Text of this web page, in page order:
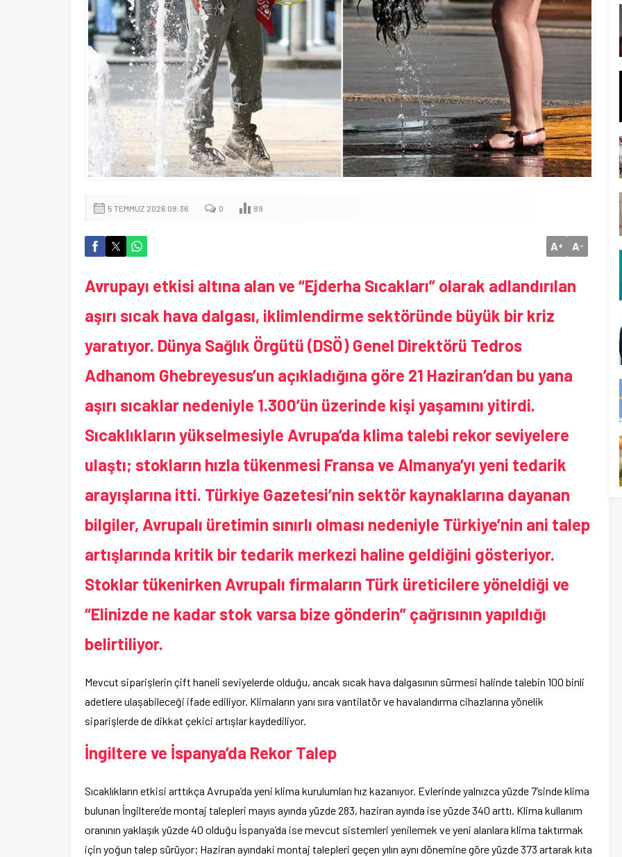
5 TEMMUZ 2026 08:36 0 89
A+ A-
Avrupayı etkisi altına alan ve “Ejderha Sıcakları” olarak adlandırılan
aşırı sıcak hava dalgası, iklimlendirme sektöründe büyük bir kriz
yaratıyor. Dünya Sağlık Örgütü (DSÖ) Genel Direktörü Tedros
Adhanom Ghebreyesus’un açıkladığına göre 21 Haziran’dan bu yana
aşırı sıcaklar nedeniyle 1.300’ün üzerinde kişi yaşamını yitirdi.
Sıcaklıkların yükselmesiyle Avrupa’da klima talebi rekor seviyelere
ulaştı; stokların hızla tükenmesi Fransa ve Almanya’yı yeni tedarik
arayışlarına itti. Türkiye Gazetesi’nin sektör kaynaklarına dayanan
bilgiler, Avrupalı üretimin sınırlı olması nedeniyle Türkiye’nin ani talep
artışlarında kritik bir tedarik merkezi haline geldiğini gösteriyor.
Stoklar tükenirken Avrupalı firmaların Türk üreticilere yöneldiği ve
“Elinizde ne kadar stok varsa bize gönderin” çağrısının yapıldığı
belirtiliyor.
Mevcut siparişlerin çift haneli seviyelerde olduğu, ancak sıcak hava dalgasının sürmesi halinde talebin 100 binli
adetlere ulaşabileceği ifade ediliyor. Klimaların yanı sıra vantilatör ve havalandırma cihazlarına yönelik
siparişlerde de dikkat çekici artışlar kaydediliyor.
İngiltere ve İspanya’da Rekor Talep
Sıcaklıkların etkisi arttıkça Avrupa’da yeni klima kurulumları hız kazanıyor. Evlerinde yalnızca yüzde 7’sinde klima
bulunan İngiltere’de montaj talepleri mayıs ayında yüzde 283, haziran ayında ise yüzde 340 arttı. Klima kullanım
oranının yaklaşık yüzde 40 olduğu İspanya’da ise mevcut sistemleri yenilemek ve yeni alanlara klima taktırmak
için yoğun talep sürüyor; Haziran ayındaki montaj talepleri geçen yılın aynı dönemine göre yüzde 373 artarak kıta